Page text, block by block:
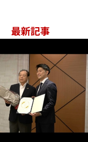
最新記事